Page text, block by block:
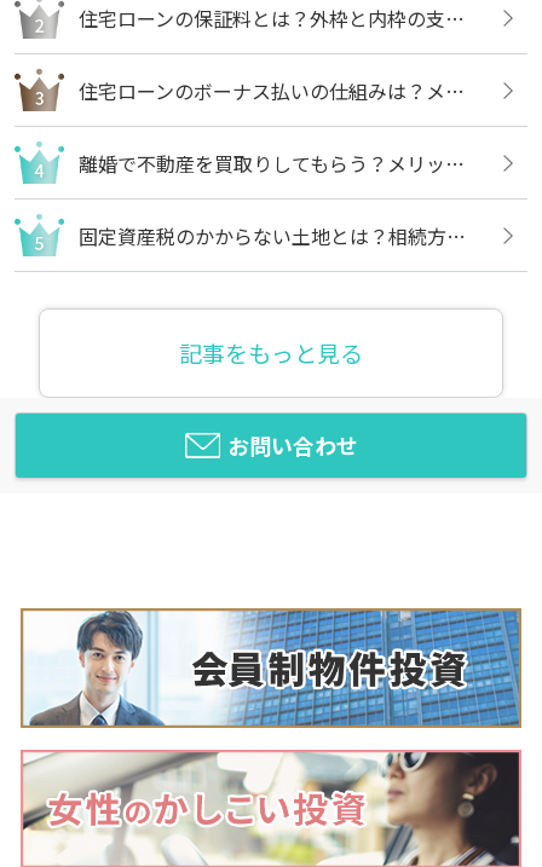
住宅ローンの保証料とは？外枠と内枠の支払い方法や違いについても解説
住宅ローンのボーナス払いの仕組みは？メリットや注意点についても解説
離婚で不動産を買取りしてもらう？メリットや売却の流れについても解説
固定資産税のかからない土地とは？相続方法や不要な場合の処分方法も解説
記事をもっと見る
お問い合わせ